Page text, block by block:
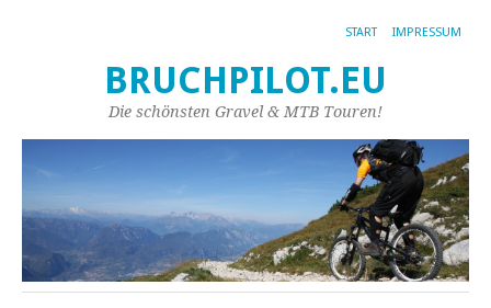
START IMPRESSUM
BRUCHPILOT.EU
Die schönsten Gravel & MTB Touren!